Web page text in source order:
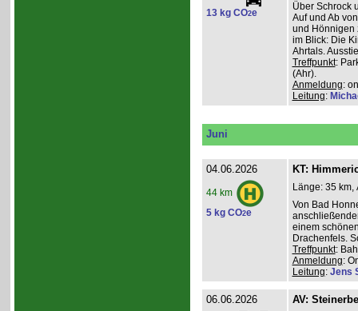
13 kg CO2e
Über Schrock
Auf und Ab
und Hönnigen
im Blick: Die
Ahrtals.
Treffpunkt:
(Ahr).
Anmeldung:
Leitung:
Juni
04.06.2026
44 km
5 kg CO2e
KT:
Länge: 35 km,
Von Bad
einem
Drachenfels.
Treffpunkt:
Anmeldung:
Leitung: Jens
06.06.2026 AV: